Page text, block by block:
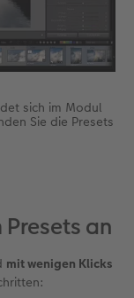
sich im Modul
Sie die Presets
an
mit wenigen Klicks